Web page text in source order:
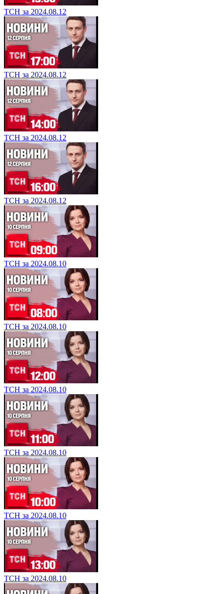
ТСН за 2024.08.12
ТСН за 2024.08.12
ТСН за 2024.08.12
ТСН за 2024.08.12
ТСН за 2024.08.10
ТСН за 2024.08.10
ТСН за 2024.08.10
ТСН за 2024.08.10
ТСН за 2024.08.10
ТСН за 2024.08.10